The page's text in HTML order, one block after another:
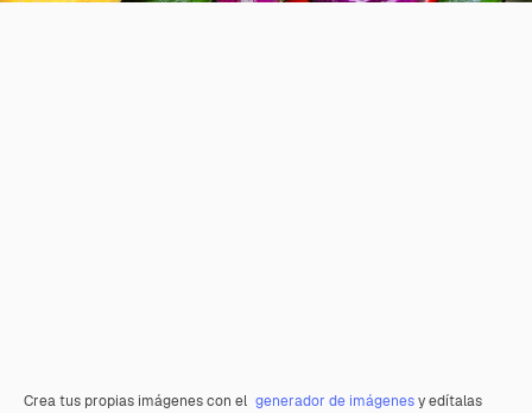
Crea tus propias imágenes con el generador de imágenesy edítalas